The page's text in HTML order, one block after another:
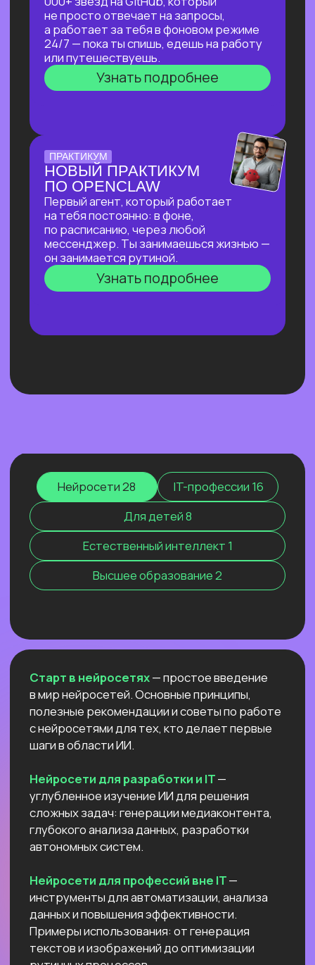
БОЛЬШОЙ ПРАКТИКУМ
ПО СОЗДАНИЮ
ВИЗУАЛЬНОГО КОНТЕНТА
С ИИ-ИНСТРУМЕНТАМИ,
ДОСТУПНЫМИ В РФ
За 2 часа покажем, как создавать
трендовый видеоконтент уровня Veo‑3,
цифровых аватаров и визуал
ОТКРЫТАЯ ЛЕКЦИЯ
ИИ ДЛЯ РУКОВОДИТЕЛЯ:
КАК ОСВОБОДИТЬ 10+
ЧАСОВ В НЕДЕЛЮ
И ПОВЫСИТЬ
ЭФФЕКТИВНОСТЬ
КОМАНДЫ?
И перейти от «Мне не хватает времени
разобраться с ИИ» к «Часть вопросов
и процессов закрывает ИИ»
Узнать подробнее
Покажем ИИ-контекстолога, который
методы разработкив 2−4 раза быстрее
с помощью нейросетей и no-соde
инструментов!
Промпт-инжиниринг— это
взаимодействие с нейросетями, которое
превращает твои идеи в мощные ИИ-
решения: автоматизация рутину,
Для детей 8
Высшее образование 2
Чат-боты
Вайб-кодинг